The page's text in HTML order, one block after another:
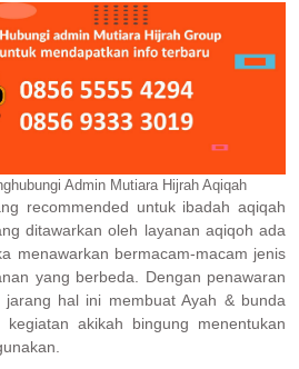
Admin Mutiara Hijrah Aqiqah
recommended untuk ibadah aqiqah
ditawarkan oleh layanan aqiqoh ada
menawarkan bermacam-macam jenis
yang berbeda. Dengan penawaran
hal ini membuat Ayah & bunda
akikah bingung menentukan